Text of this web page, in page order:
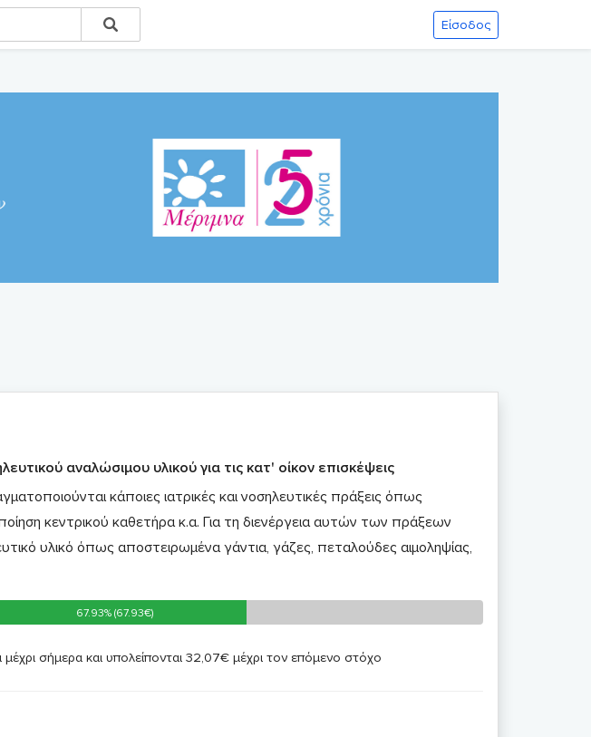
Είσοδος
αναλώσιμου υλικού για τις κατ' οίκον επισκέψεις
κάποιες ιατρικές και νοσηλευτικές πράξεις όπως
κεντρικού καθετήρα κ.α. Για τη διενέργεια αυτών των πράξεων
υλικό όπως αποστειρωμένα γάντια, γάζες, πεταλούδες αιμοληψίας,
67.93% (67.93€)
67.93% (67.93€)
μέχρι σήμερα και υπολείπονται 32,07€ μέχρι τον επόμενο στόχο